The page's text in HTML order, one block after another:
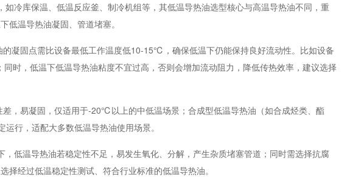
冷库保温、低温反应釜、制冷机组等，其低温导热油选型核心与高温导热油不同，重
低温导热油凝固、管道堵塞。
凝固点需比设备最低工作温度低10-15℃，确保低温下仍能保持良好流动性。比如设备
，低温下低温导热油粘度不宜过高，否则会增加流动阻力，降低传热效率，建议选择
，易凝固，仅适用于-20℃以上的中低温场景；合成型低温导热油（如合成烃类、酯
行，适配大多数低温导热油使用场景。
低温导热油若稳定性不足，易发生氧化、分解，产生杂质堵塞管道；同时需选择抗腐
经过低温稳定性测试、符合行业标准的低温导热油。